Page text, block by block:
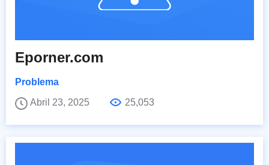
Eporner.com
Problema
Abril 23, 2025
25,053